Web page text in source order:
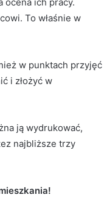
To właśnie w
w punktach przyjęć
i złożyć w
ją wydrukować,
najbliższe trzy